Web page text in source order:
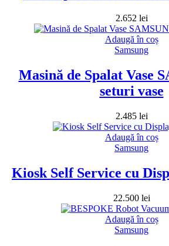
2.652 lei
Adaugă în coș
Samsung
Masină de Spalat Vase
seturi vase
2.485 lei
Adaugă în coș
Samsung
Kiosk Self Service cu
22.500 lei
Adaugă în coș
Samsung